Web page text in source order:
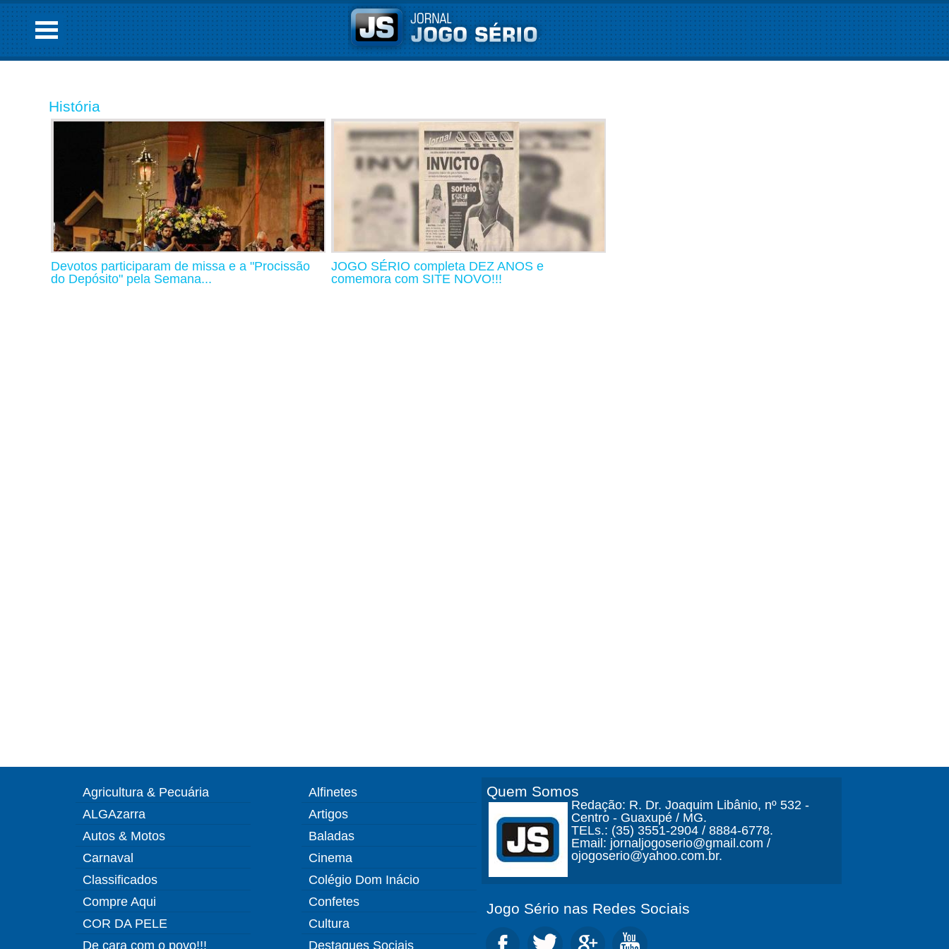
História
Devotos participaram de missa e a "Procissão
do Depósito" pela Semana...
JOGO SÉRIO completa DEZ ANOS e
comemora com SITE NOVO!!!
Agricultura & Pecuária
ALGAzarra
Autos & Motos
Carnaval
Classificados
Compre Aqui
COR DA PELE
De cara com o povo!!!
Alfinetes
Artigos
Baladas
Cinema
Colégio Dom Inácio
Confetes
Cultura
Destaques Sociais
Quem Somos
Redação: R. Dr. Joaquim Libânio, nº 532 -
Centro - Guaxupé / MG.
TELs.: (35) 3551-2904 / 8884-6778.
Email: jornaljogoserio@gmail.com /
ojogoserio@yahoo.com.br.
Jogo Sério nas Redes Sociais